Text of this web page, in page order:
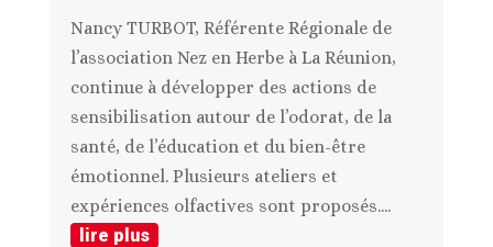
Nancy TURBOT, Référente Régionale de
l’association Nez en Herbe à La Réunion,
continue à développer des actions de
sensibilisation autour de l’odorat, de la
santé, de l’éducation et du bien-être
émotionnel. Plusieurs ateliers et
expériences olfactives sont proposés....
lire plus